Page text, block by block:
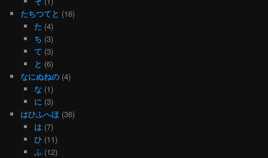
たちつてと (16)
た (4)
ち (3)
て (3)
と (6)
なにぬねの (4)
な(1)
に (3)
はひふへほ (36)
は(7)
ひ(11)
ふ(12)